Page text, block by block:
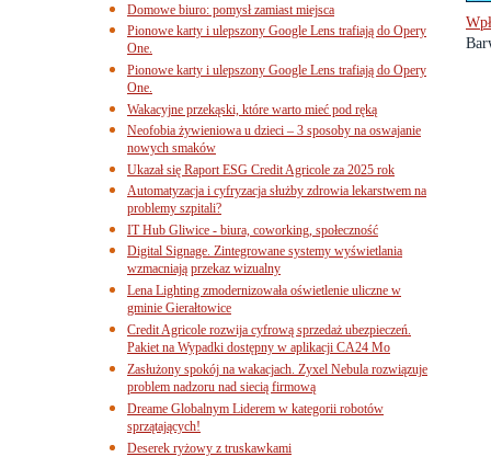
Domowe biuro: pomysł zamiast miejsca
Pionowe karty i ulepszony Google Lens trafiają do Opery
One.
Pionowe karty i ulepszony Google Lens trafiają do Opery
One.
Wakacyjne przekąski, które warto mieć pod ręką
Neofobia żywieniowa u dzieci – 3 sposoby na oswajanie
nowych smaków
Ukazał się Raport ESG Credit Agricole za 2025 rok
Automatyzacja i cyfryzacja służby zdrowia lekarstwem na
problemy szpitali?
IT Hub Gliwice - biura, coworking, społeczność
Digital Signage. Zintegrowane systemy wyświetlania
wzmacniają przekaz wizualny
Lena Lighting zmodernizowała oświetlenie uliczne w
gminie Gierałtowice
Credit Agricole rozwija cyfrową sprzedaż ubezpieczeń.
Pakiet na Wypadki dostępny w aplikacji CA24 Mo
Zasłużony spokój na wakacjach. Zyxel Nebula rozwiązuje
problem nadzoru nad siecią firmową
Dreame Globalnym Liderem w kategorii robotów
sprzątających!
Deserek ryżowy z truskawkami